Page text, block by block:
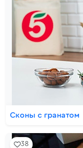
Сконы с гранатом
38